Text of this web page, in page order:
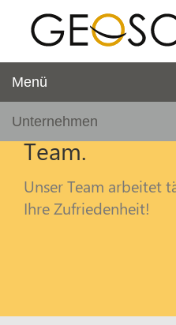
Menü
Unternehmen
Team.
Unser Team arbeitet
Ihre Zufriedenheit!